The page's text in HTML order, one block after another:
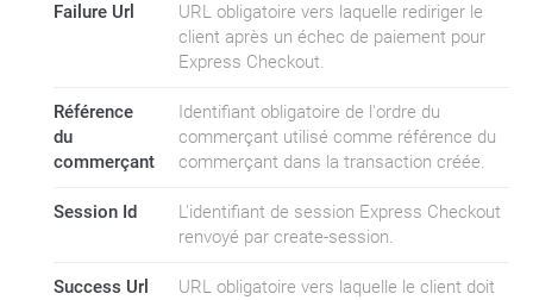
Failure Url
URL obligatoire vers laquelle rediriger le
client après un échec de paiement pour
Express Checkout.
Référence
du
commerçant
Identifiant obligatoire de l'ordre du
commerçant utilisé comme référence du
commerçant dans la transaction créée.
Session Id
L'identifiant de session Express Checkout
renvoyé par create-session.
Success Url
URL obligatoire vers laquelle le client doit